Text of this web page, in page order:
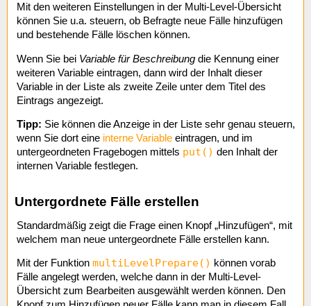
Mit den weiteren Einstellungen in der Multi-Level-Übersicht
können Sie u.a. steuern, ob Befragte neue Fälle hinzufügen
und bestehende Fälle löschen können.
Wenn Sie bei Variable für Beschreibung die Kennung einer
weiteren Variable eintragen, dann wird der Inhalt dieser
Variable in der Liste als zweite Zeile unter dem Titel des
Eintrags angezeigt.
Tipp: Sie können die Anzeige in der Liste sehr genau steuern,
wenn Sie dort eine interne Variable eintragen, und im
untergeordneten Fragebogen mittels put() den Inhalt der
internen Variable festlegen.
Untergordnete Fälle erstellen
Standardmäßig zeigt die Frage einen Knopf „Hinzufügen“, mit
welchem man neue untergeordnete Fälle erstellen kann.
Mit der Funktion multiLevelPrepare() können vorab
Fälle angelegt werden, welche dann in der Multi-Level-
Übersicht zum Bearbeiten ausgewählt werden können. Den